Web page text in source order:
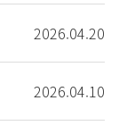
2026.04.20
2026.04.10